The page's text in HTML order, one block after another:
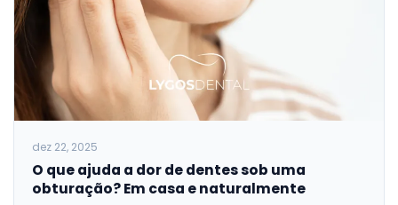
dez 22, 2025
O que ajuda a dor de dentes sob uma
obturação? Em casa e naturalmente